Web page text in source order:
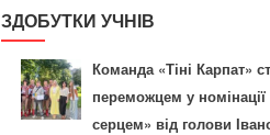
ЗДОБУТКИ УЧНІВ
Команда «Тіні Карпат»
переможцем у номінації
серцем» від голови